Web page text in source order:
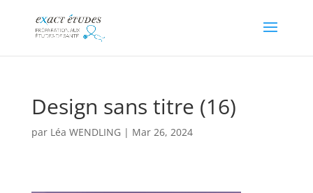
Design sans titre (16)
par Léa WENDLING | Mar 26, 2024